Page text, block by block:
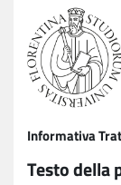
Informativa
Testo della